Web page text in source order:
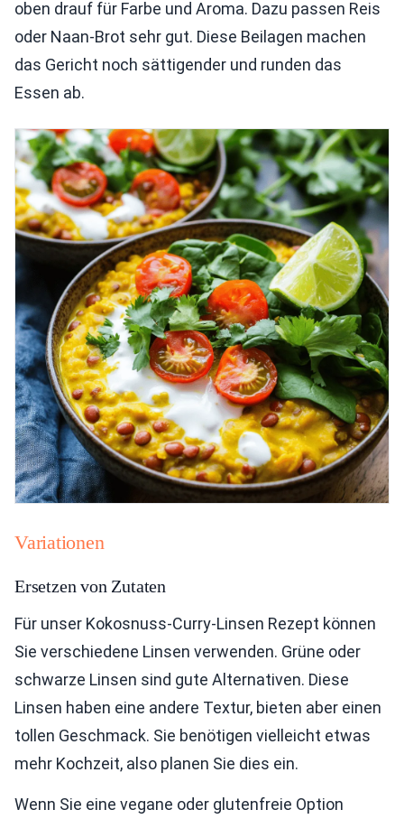
oben drauf für Farbe und Aroma. Dazu passen Reis
oder Naan-Brot sehr gut. Diese Beilagen machen
das Gericht noch sättigender und runden das
Essen ab.
Variationen
Ersetzen von Zutaten
Für unser Kokosnuss-Curry-Linsen Rezept können
Sie verschiedene Linsen verwenden. Grüne oder
schwarze Linsen sind gute Alternativen. Diese
Linsen haben eine andere Textur, bieten aber einen
tollen Geschmack. Sie benötigen vielleicht etwas
mehr Kochzeit, also planen Sie dies ein.
Wenn Sie eine vegane oder glutenfreie Option